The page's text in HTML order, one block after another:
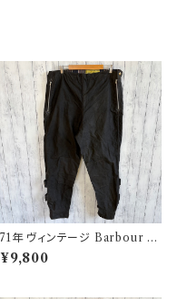
71年 ヴィンテージ Barbour 黄
タグ インターナショナルパンツ
オイルドパンツ Barbour
¥9,800